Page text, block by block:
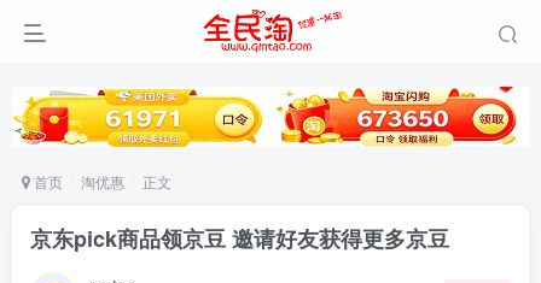
首页 淘优惠 正文
京东pick商品领京豆 邀请好友获得更多京豆